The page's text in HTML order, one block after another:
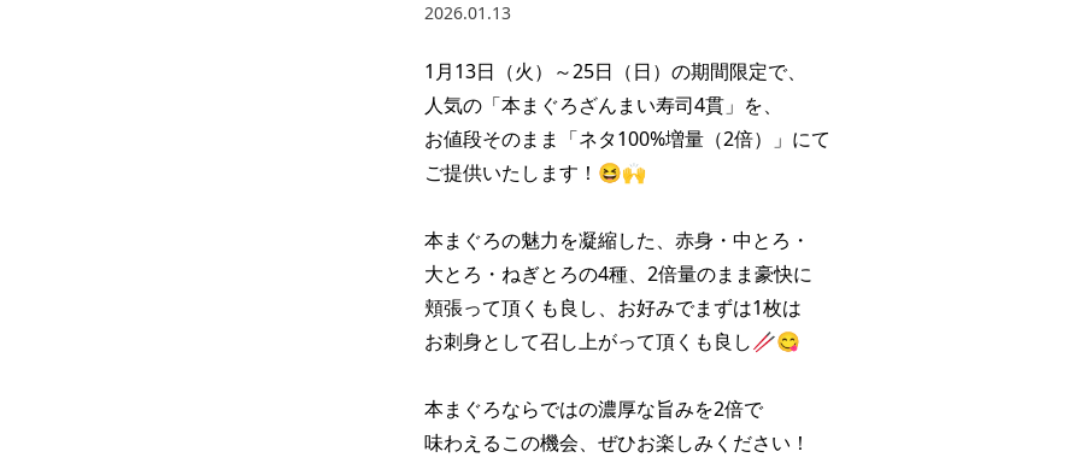
2026.01.13
1月13日（火）～25日（日）の期間限定で、
人気の「本まぐろざんまい寿司4貫」を、
お値段そのまま「ネタ100%増量（2倍）」にて
ご提供いたします！😆🙌
本まぐろの魅力を凝縮した、赤身・中とろ・
大とろ・ねぎとろの4種、2倍量のまま豪快に
頬張って頂くも良し、お好みでまずは1枚は
お刺身として召し上がって頂くも良し🥢😋
本まぐろならではの濃厚な旨みを2倍で
味わえるこの機会、ぜひお楽しみください！